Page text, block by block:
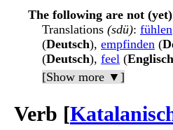
The following are not
Translations (sdü): fühlen
(Deutsch), empfinden (
(Deutsch), feel (Englisch
[Show more ▼]
Verb [